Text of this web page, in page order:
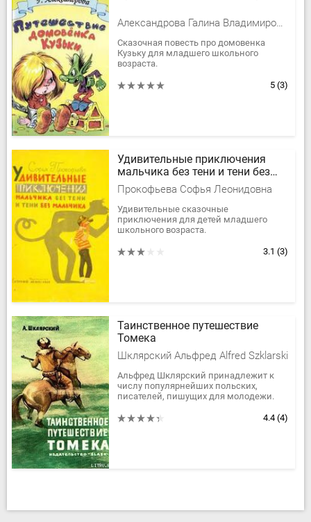
Александрова Галина Владимировна
Сказочная повесть про домовенка
Кузьку для младшего школьного
возраста.
5 (3)
Удивительные приключения
мальчика без тени и тени без
мальчика
Прокофьева Софья Леонидовна
Удивительные сказочные
приключения для детей младшего
школьного возраста.
3.1 (3)
Таинственное путешествие
Томека
Шклярский Альфред Alfred Szklarski
Альфред Шклярский принадлежит к
числу популярнейших польских,
писателей, пишущих для молодежи.
полюбился, цикл приключенческих
4.4 (4)